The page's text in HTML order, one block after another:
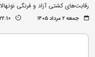
رقابت‌های کشتی آزاد و فرنگی
جمعه ۲ مرداد ۱۴۰۵ 22:10